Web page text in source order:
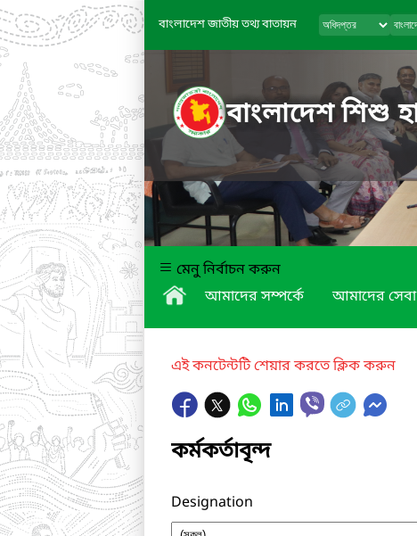
বাংলাদেশ জাতীয় তথ্য বাতায়ন
বাংলাদেশ শিশু
মেনু নির্বাচন করুন
আমাদের সম্পর্কে
আমাদের সেবা
এই কনটেন্টটি শেয়ার করতে ক্লিক করুন
কর্মকর্তাবৃন্দ
Designation